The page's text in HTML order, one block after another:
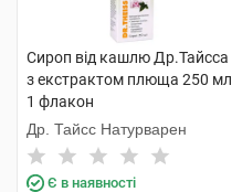
Сироп від кашлю Др.Тайсса
з екстрактом плюща 250 мл
1 флакон
Др. Тайсс Натурварен
Є в наявності